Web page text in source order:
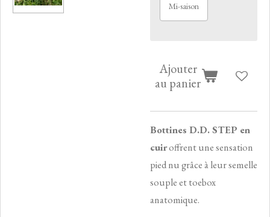
Mi-saison
Ajouter
au panier
Bottines D.D. STEP en
cuiroffrent une sensation
pied nu grâce à leur semelle
souple et toebox
anatomique.